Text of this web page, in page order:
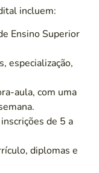
incluem:
Ensino Superior
especialização,
aula, com uma
de 5 a
diplomas e